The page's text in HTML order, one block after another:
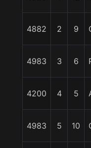
4882 2 9
4983 3 6
4200 4 5
4983 5 10